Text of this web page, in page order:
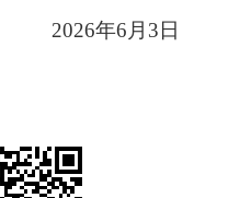
2026年6月3日